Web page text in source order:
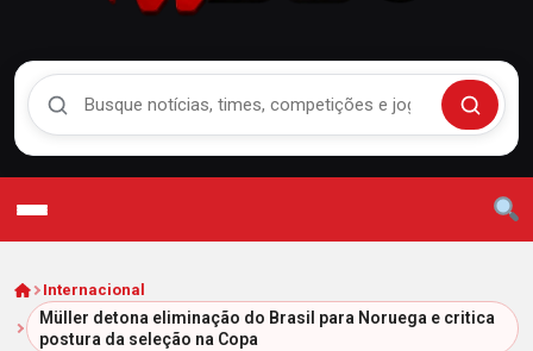
Buscar no Mengão 360
Buscar
InícioInternacional
Müller detona eliminação do Brasil para Noruega e critica
postura da seleção na Copa